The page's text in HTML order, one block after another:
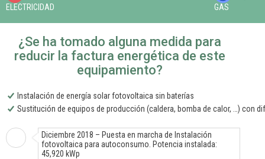
ELECTRICIDAD GAS
¿Se ha tomado alguna medida para
reducir la factura energética de este
equipamiento?
Instalación de energía solar fotovoltaica sin baterías
Sustitución de equipos de producción (caldera, bomba de calor, …) con
Diciembre 2018 – Puesta en marcha de Instalación
fotovoltaica para autoconsumo. Potencia instalada:
45,920 kWp